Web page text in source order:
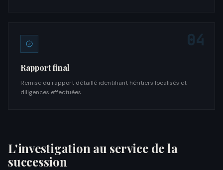
04
Rapport final
Remise du rapport détaillé identifiant héritiers localisés et
diligences effectuées.
L'investigation au service de la
succession